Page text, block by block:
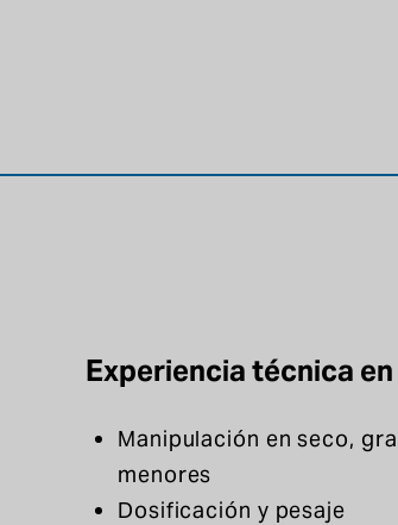
Experiencia técnica
Manipulación en seco,
menores
Dosificación y pesaje